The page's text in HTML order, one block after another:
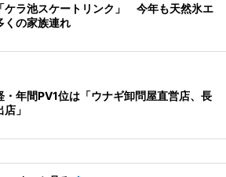
ケラ池スケートリンク」 今年も天然氷エ
くの家族連れ
・年間PV1位は「ウナギ卸問屋直営店、長
」